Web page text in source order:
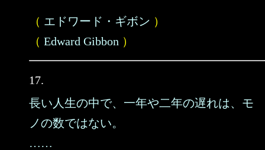
（ エドワード・ギボン ）
（ Edward Gibbon ）
17.
長い人生の中で、一年や二年の遅れは、モ
ノの数ではない。
……